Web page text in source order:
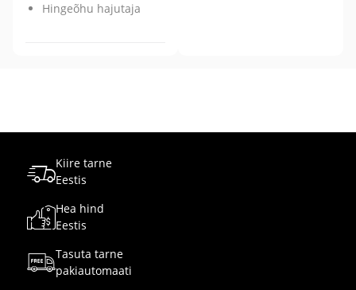
Hingeõhu hajutaja
Kiire tarne
Eestis
Hea hind
Eestis
Tasuta tarne
pakiautomaati